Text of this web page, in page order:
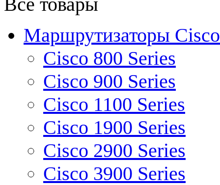
Маршрутизаторы Cisco
Cisco 800 Series
Cisco 900 Series
Cisco 1100 Series
Cisco 1900 Series
Cisco 2900 Series
Cisco 3900 Series